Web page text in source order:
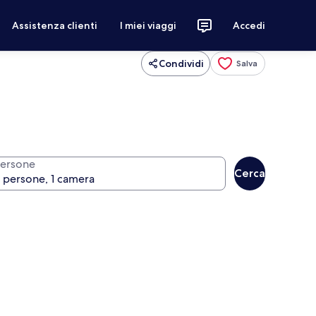
Assistenza clienti I miei viaggi Accedi
Condividi Salva
Cerca